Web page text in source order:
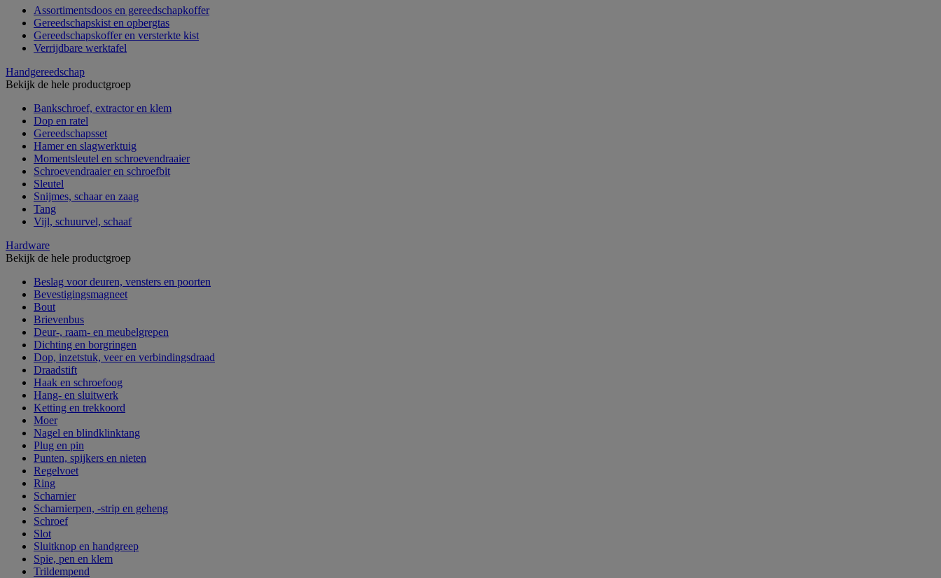
Assortimentsdoos en gereedschapkoffer
Gereedschapskist en opbergtas
Gereedschapskoffer en versterkte kist
Verrijdbare werktafel
Handgereedschap
Bekijk de hele productgroep
Bankschroef, extractor en klem
Dop en ratel
Gereedschapsset
Hamer en slagwerktuig
Momentsleutel en schroevendraaier
Schroevendraaier en schroefbit
Sleutel
Snijmes, schaar en zaag
Tang
Vijl, schuurvel, schaaf
Hardware
Bekijk de hele productgroep
Beslag voor deuren, vensters en poorten
Bevestigingsmagneet
Bout
Brievenbus
Deur-, raam- en meubelgrepen
Dichting en borgringen
Dop, inzetstuk, veer en verbindingsdraad
Draadstift
Haak en schroefoog
Hang- en sluitwerk
Ketting en trekkoord
Moer
Nagel en blindklinktang
Plug en pin
Punten, spijkers en nieten
Regelvoet
Ring
Scharnier
Scharnierpen, -strip en geheng
Schroef
Slot
Sluitknop en handgreep
Spie, pen en klem
Trildempend